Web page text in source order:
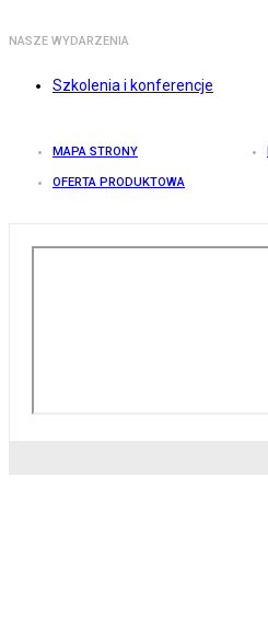
NASZE WYDARZENIA
Szkolenia i konferencje
MAPA STRONY
OFERTA PRODUKTOWA